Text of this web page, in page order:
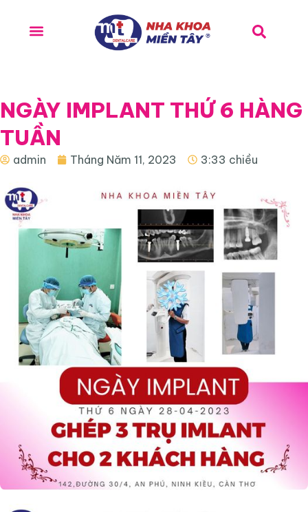
NGÀY IMPLANT THỨ 6 HÀNG
TUẦN
admin Tháng Năm 11, 2023 3:33 chiều